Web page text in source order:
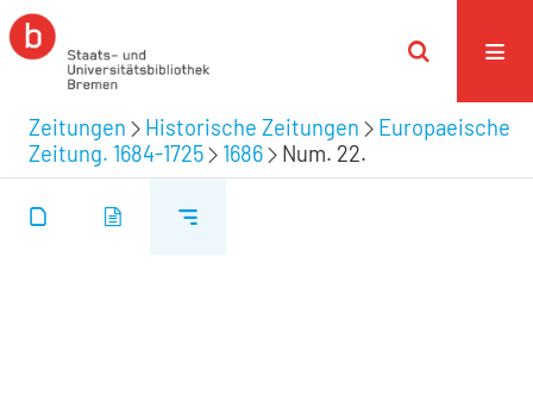
Zeitungen Historische Zeitungen
Europaeische
Zeitung. 1684-1725
1686 Num. 22.